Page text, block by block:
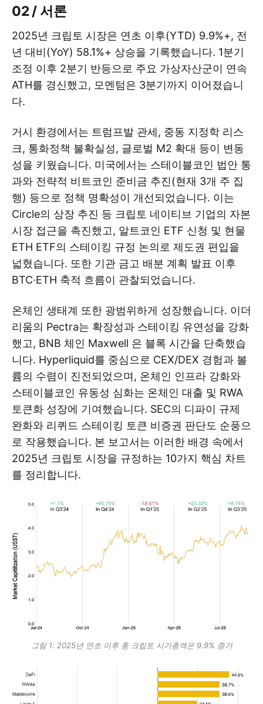
02 / 서론
2025년 크립토 시장은 연초 이후(YTD) 9.9%+, 전
년 대비(YoY) 58.1%+ 상승을 기록했습니다. 1분기
조정 이후 2분기 반등으로 주요 가상자산군이 연속
ATH를 경신했고, 모멘텀은 3분기까지 이어졌습니
다.
거시 환경에서는 트럼프발 관세, 중동 지정학 리스
크, 통화정책 불확실성, 글로벌 M2 확대 등이 변동
성을 키웠습니다. 미국에서는 스테이블코인 법안 통
과와 전략적 비트코인 준비금 추진(현재 3개 주 집
행) 등으로 정책 명확성이 개선되었습니다. 이는
Circle의 상장 추진 등 크립토 네이티브 기업의 자본
시장 접근을 촉진했고, 알트코인 ETF 신청 및 현물
ETH ETF의 스테이킹 규정 논의로 제도권 편입을
넓혔습니다. 또한 기관 금고 배분 계획 발표 이후
BTC·ETH 축적 흐름이 관찰되었습니다.
온체인 생태계 또한 광범위하게 성장했습니다. 이더
리움의 Pectra는 확장성과 스테이킹 유연성을 강화
했고, BNB 체인 Maxwell 은 블록 시간을 단축했습
니다. Hyperliquid를 중심으로 CEX/DEX 경험과 볼
륨의 수렴이 진전되었으며, 온체인 인프라 강화와
스테이블코인 유동성 심화는 온체인 대출 및 RWA
토큰화 성장에 기여했습니다. SEC의 디파이 규제
완화와 리퀴드 스테이킹 토큰 비증권 판단도 순풍으
로 작용했습니다. 본 보고서는 이러한 배경 속에서
2025년 크립토 시장을 규정하는 10가지 핵심 차트
를 정리합니다.
그림 1: 2025년 연초 이후 총 크립토 시가총액은 9.9% 증가